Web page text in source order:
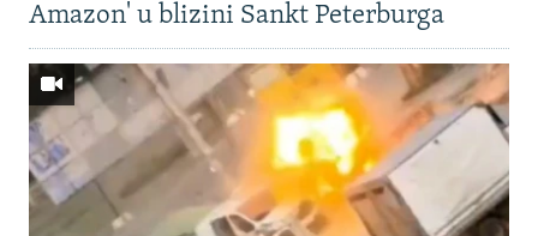
Amazon' u blizini Sankt Peterburga